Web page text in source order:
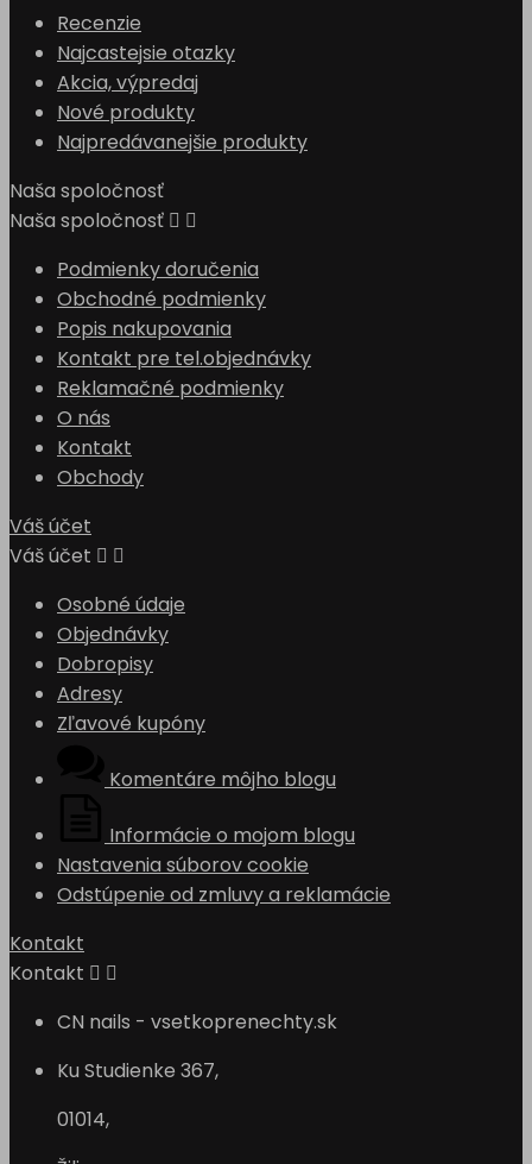
Recenzie
Najcastejsie otazky
Akcia, výpredaj
Nové produkty
Najpredávanejšie produkty
Naša spoločnosť
Naša spoločnosť  
Podmienky doručenia
Obchodné podmienky
Popis nakupovania
Kontakt pre tel.objednávky
Reklamačné podmienky
O nás
Kontakt
Obchody
Váš účet
Váš účet  
Osobné údaje
Objednávky
Dobropisy
Adresy
Zľavové kupóny
Komentáre môjho blogu
Informácie o mojom blogu
Nastavenia súborov cookie
Odstúpenie od zmluvy a reklamácie
Kontakt
Kontakt  
CN nails - vsetkoprenechty.sk
Ku Studienke 367,
01014,